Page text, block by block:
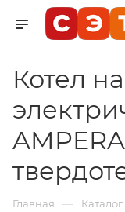
Котел
Главная — Каталог